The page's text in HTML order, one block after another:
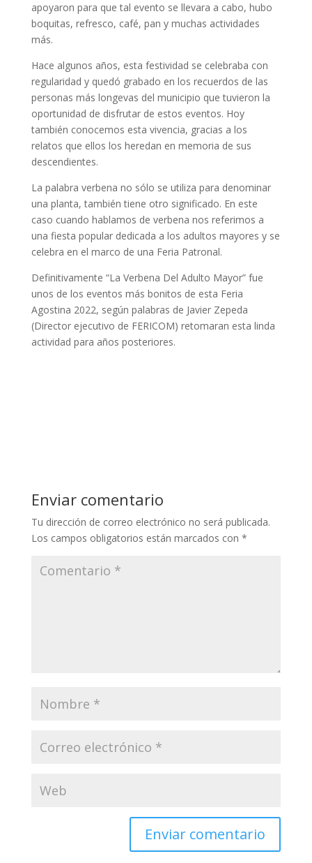
apoyaron para que tal evento se llevara a cabo, hubo
boquitas, refresco, café, pan y muchas actividades
más.
Hace algunos años, esta festividad se celebraba con
regularidad y quedó grabado en los recuerdos de las
personas más longevas del municipio que tuvieron la
oportunidad de disfrutar de estos eventos. Hoy
también conocemos esta vivencia, gracias a los
relatos que ellos los heredan en memoria de sus
descendientes.
La palabra verbena no sólo se utiliza para denominar
una planta, también tiene otro significado. En este
caso cuando hablamos de verbena nos referimos a
una fiesta popular dedicada a los adultos mayores y se
celebra en el marco de una Feria Patronal.
Definitivamente “La Verbena Del Adulto Mayor” fue
unos de los eventos más bonitos de esta Feria
Agostina 2022, según palabras de Javier Zepeda
(Director ejecutivo de FERICOM) retomaran esta linda
actividad para años posteriores.
Enviar comentario
Tu dirección de correo electrónico no será publicada.
Los campos obligatorios están marcados con *